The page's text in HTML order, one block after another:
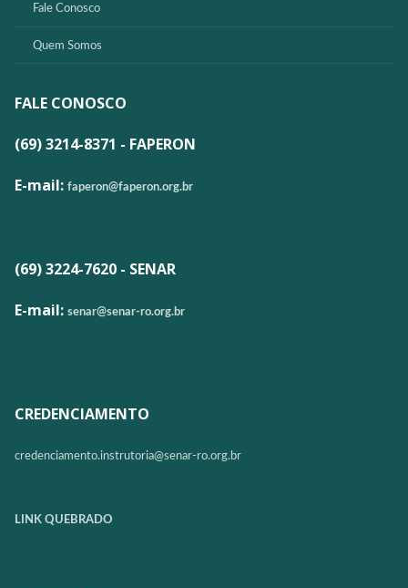
Fale Conosco
Quem Somos
FALE CONOSCO
(69) 3214-8371 - FAPERON
E-mail: faperon@faperon.org.br
(69) 3224-7620 - SENAR
E-mail: senar@senar-ro.org.br
CREDENCIAMENTO
credenciamento.instrutoria@senar-ro.org.br
LINK QUEBRADO